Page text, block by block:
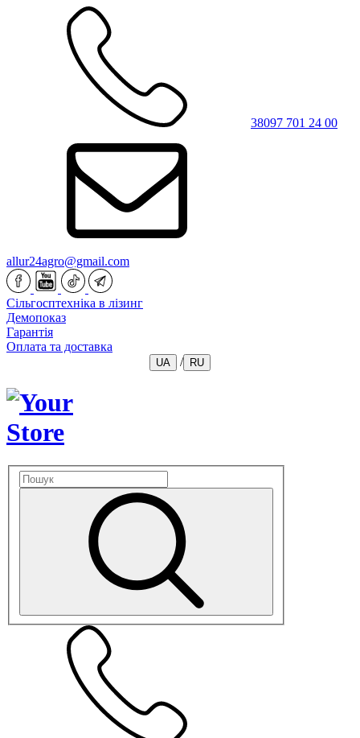
38097 701 24 00
allur24agro@gmail.com
Сільгосптехніка в лізинг
Демопоказ
Гарантія
Оплата та доставка
UA / RU